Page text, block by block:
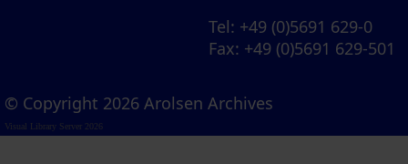
Tel: +49 (0)5691 629-0
Fax: +49 (0)5691 629-501
© Copyright 2026 Arolsen Archives
Visual Library Server 2026